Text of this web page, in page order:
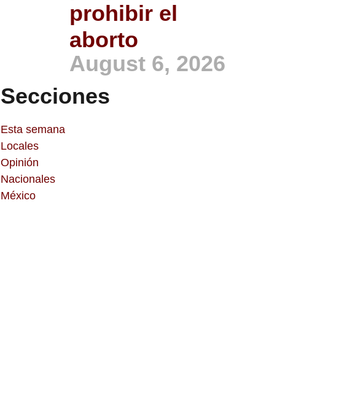
prohibir el
aborto
August 6, 2026
Secciones
Esta semana
Locales
Opinión
Nacionales
México